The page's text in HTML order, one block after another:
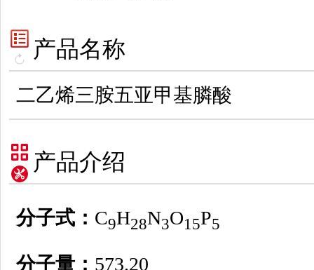
产品名称
二乙烯三胺五亚甲基膦酸
产品介绍
分子式： C9H28N3O15P5
分子量： 573.20